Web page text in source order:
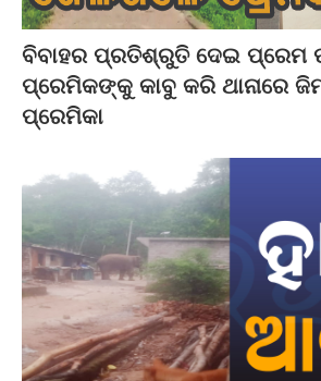
ବିବାହର ପ୍ରତିଶ୍ରୁତି ଦେଇ ପ୍ରେମ
ପ୍ରେମିକଙ୍କୁ କାବୁ କରି ଥାନାରେ
ପ୍ରେମିକା